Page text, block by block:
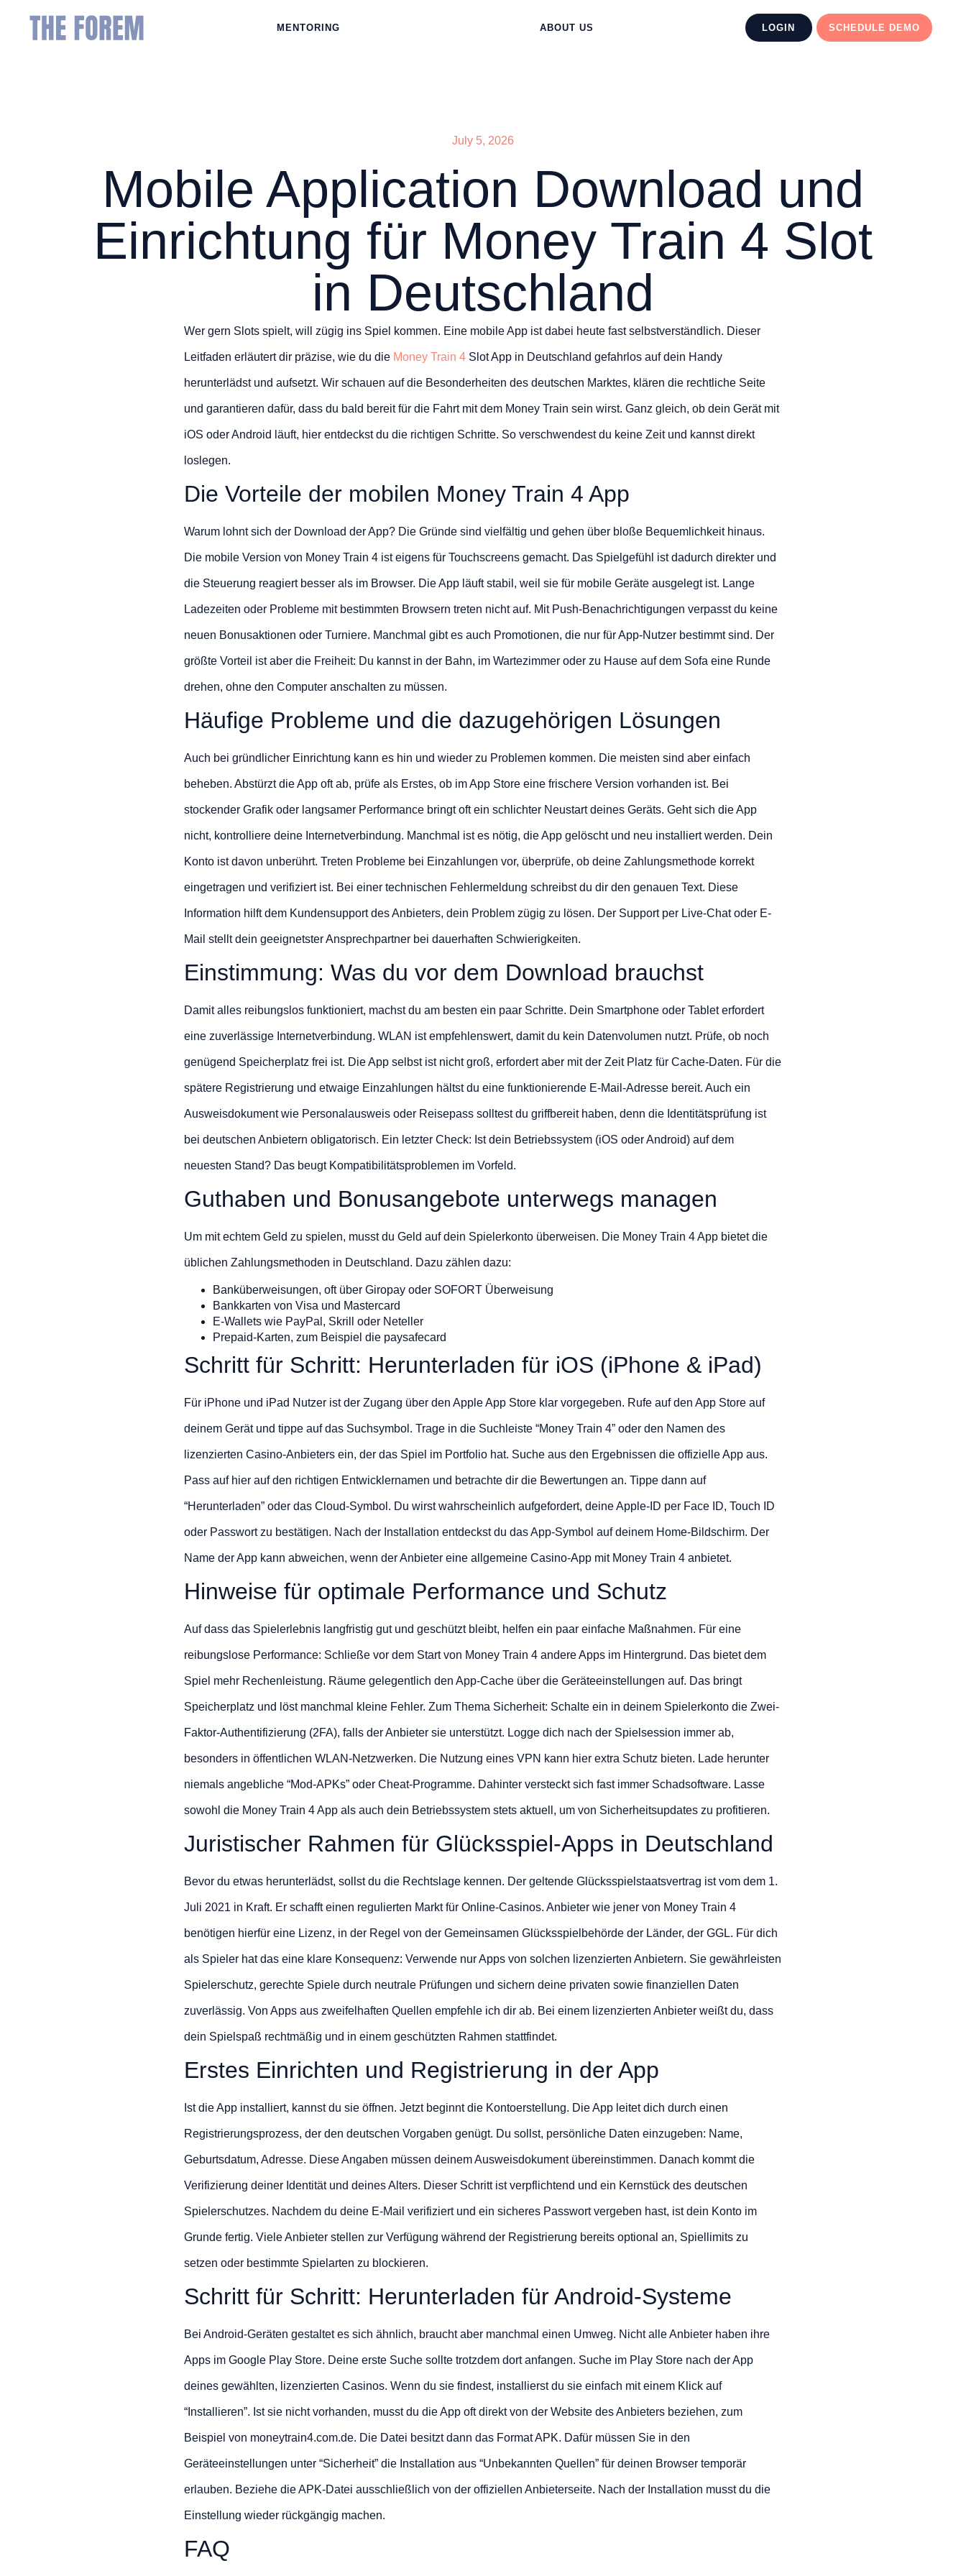
MENTORING ABOUT US LOGIN SCHEDULE DEMO
July 5, 2026
Mobile Application Download und
Einrichtung für Money Train 4 Slot
in Deutschland
Wer gern Slots spielt, will zügig ins Spiel kommen. Eine mobile App ist dabei heute fast selbstverständlich. Dieser
Leitfaden erläutert dir präzise, wie du die Money Train 4 Slot App in Deutschland gefahrlos auf dein Handy
herunterlädst und aufsetzt. Wir schauen auf die Besonderheiten des deutschen Marktes, klären die rechtliche Seite
und garantieren dafür, dass du bald bereit für die Fahrt mit dem Money Train sein wirst. Ganz gleich, ob dein Gerät mit
iOS oder Android läuft, hier entdeckst du die richtigen Schritte. So verschwendest du keine Zeit und kannst direkt
loslegen.
Die Vorteile der mobilen Money Train 4 App
Warum lohnt sich der Download der App? Die Gründe sind vielfältig und gehen über bloße Bequemlichkeit hinaus.
Die mobile Version von Money Train 4 ist eigens für Touchscreens gemacht. Das Spielgefühl ist dadurch direkter und
die Steuerung reagiert besser als im Browser. Die App läuft stabil, weil sie für mobile Geräte ausgelegt ist. Lange
Ladezeiten oder Probleme mit bestimmten Browsern treten nicht auf. Mit Push-Benachrichtigungen verpasst du keine
neuen Bonusaktionen oder Turniere. Manchmal gibt es auch Promotionen, die nur für App-Nutzer bestimmt sind. Der
größte Vorteil ist aber die Freiheit: Du kannst in der Bahn, im Wartezimmer oder zu Hause auf dem Sofa eine Runde
drehen, ohne den Computer anschalten zu müssen.
Häufige Probleme und die dazugehörigen Lösungen
Auch bei gründlicher Einrichtung kann es hin und wieder zu Problemen kommen. Die meisten sind aber einfach
beheben. Abstürzt die App oft ab, prüfe als Erstes, ob im App Store eine frischere Version vorhanden ist. Bei
stockender Grafik oder langsamer Performance bringt oft ein schlichter Neustart deines Geräts. Geht sich die App
nicht, kontrolliere deine Internetverbindung. Manchmal ist es nötig, die App gelöscht und neu installiert werden. Dein
Konto ist davon unberührt. Treten Probleme bei Einzahlungen vor, überprüfe, ob deine Zahlungsmethode korrekt
eingetragen und verifiziert ist. Bei einer technischen Fehlermeldung schreibst du dir den genauen Text. Diese
Information hilft dem Kundensupport des Anbieters, dein Problem zügig zu lösen. Der Support per Live-Chat oder E-
Mail stellt dein geeignetster Ansprechpartner bei dauerhaften Schwierigkeiten.
Einstimmung: Was du vor dem Download brauchst
Damit alles reibungslos funktioniert, machst du am besten ein paar Schritte. Dein Smartphone oder Tablet erfordert
eine zuverlässige Internetverbindung. WLAN ist empfehlenswert, damit du kein Datenvolumen nutzt. Prüfe, ob noch
genügend Speicherplatz frei ist. Die App selbst ist nicht groß, erfordert aber mit der Zeit Platz für Cache-Daten. Für die
spätere Registrierung und etwaige Einzahlungen hältst du eine funktionierende E-Mail-Adresse bereit. Auch ein
Ausweisdokument wie Personalausweis oder Reisepass solltest du griffbereit haben, denn die Identitätsprüfung ist
bei deutschen Anbietern obligatorisch. Ein letzter Check: Ist dein Betriebssystem (iOS oder Android) auf dem
neuesten Stand? Das beugt Kompatibilitätsproblemen im Vorfeld.
Guthaben und Bonusangebote unterwegs managen
Um mit echtem Geld zu spielen, musst du Geld auf dein Spielerkonto überweisen. Die Money Train 4 App bietet die
üblichen Zahlungsmethoden in Deutschland. Dazu zählen dazu:
Banküberweisungen, oft über Giropay oder SOFORT Überweisung
Bankkarten von Visa und Mastercard
E-Wallets wie PayPal, Skrill oder Neteller
Prepaid-Karten, zum Beispiel die paysafecard
Schritt für Schritt: Herunterladen für iOS (iPhone & iPad)
Für iPhone und iPad Nutzer ist der Zugang über den Apple App Store klar vorgegeben. Rufe auf den App Store auf
deinem Gerät und tippe auf das Suchsymbol. Trage in die Suchleiste “Money Train 4” oder den Namen des
lizenzierten Casino-Anbieters ein, der das Spiel im Portfolio hat. Suche aus den Ergebnissen die offizielle App aus.
Pass auf hier auf den richtigen Entwicklernamen und betrachte dir die Bewertungen an. Tippe dann auf
“Herunterladen” oder das Cloud-Symbol. Du wirst wahrscheinlich aufgefordert, deine Apple-ID per Face ID, Touch ID
oder Passwort zu bestätigen. Nach der Installation entdeckst du das App-Symbol auf deinem Home-Bildschirm. Der
Name der App kann abweichen, wenn der Anbieter eine allgemeine Casino-App mit Money Train 4 anbietet.
Hinweise für optimale Performance und Schutz
Auf dass das Spielerlebnis langfristig gut und geschützt bleibt, helfen ein paar einfache Maßnahmen. Für eine
reibungslose Performance: Schließe vor dem Start von Money Train 4 andere Apps im Hintergrund. Das bietet dem
Spiel mehr Rechenleistung. Räume gelegentlich den App-Cache über die Geräteeinstellungen auf. Das bringt
Speicherplatz und löst manchmal kleine Fehler. Zum Thema Sicherheit: Schalte ein in deinem Spielerkonto die Zwei-
Faktor-Authentifizierung (2FA), falls der Anbieter sie unterstützt. Logge dich nach der Spielsession immer ab,
besonders in öffentlichen WLAN-Netzwerken. Die Nutzung eines VPN kann hier extra Schutz bieten. Lade herunter
niemals angebliche “Mod-APKs” oder Cheat-Programme. Dahinter versteckt sich fast immer Schadsoftware. Lasse
sowohl die Money Train 4 App als auch dein Betriebssystem stets aktuell, um von Sicherheitsupdates zu profitieren.
Juristischer Rahmen für Glücksspiel-Apps in Deutschland
Bevor du etwas herunterlädst, sollst du die Rechtslage kennen. Der geltende Glücksspielstaatsvertrag ist vom dem 1.
Juli 2021 in Kraft. Er schafft einen regulierten Markt für Online-Casinos. Anbieter wie jener von Money Train 4
benötigen hierfür eine Lizenz, in der Regel von der Gemeinsamen Glücksspielbehörde der Länder, der GGL. Für dich
als Spieler hat das eine klare Konsequenz: Verwende nur Apps von solchen lizenzierten Anbietern. Sie gewährleisten
Spielerschutz, gerechte Spiele durch neutrale Prüfungen und sichern deine privaten sowie finanziellen Daten
zuverlässig. Von Apps aus zweifelhaften Quellen empfehle ich dir ab. Bei einem lizenzierten Anbieter weißt du, dass
dein Spielspaß rechtmäßig und in einem geschützten Rahmen stattfindet.
Erstes Einrichten und Registrierung in der App
Ist die App installiert, kannst du sie öffnen. Jetzt beginnt die Kontoerstellung. Die App leitet dich durch einen
Registrierungsprozess, der den deutschen Vorgaben genügt. Du sollst, persönliche Daten einzugeben: Name,
Geburtsdatum, Adresse. Diese Angaben müssen deinem Ausweisdokument übereinstimmen. Danach kommt die
Verifizierung deiner Identität und deines Alters. Dieser Schritt ist verpflichtend und ein Kernstück des deutschen
Spielerschutzes. Nachdem du deine E-Mail verifiziert und ein sicheres Passwort vergeben hast, ist dein Konto im
Grunde fertig. Viele Anbieter stellen zur Verfügung während der Registrierung bereits optional an, Spiellimits zu
setzen oder bestimmte Spielarten zu blockieren.
Schritt für Schritt: Herunterladen für Android-Systeme
Bei Android-Geräten gestaltet es sich ähnlich, braucht aber manchmal einen Umweg. Nicht alle Anbieter haben ihre
Apps im Google Play Store. Deine erste Suche sollte trotzdem dort anfangen. Suche im Play Store nach der App
deines gewählten, lizenzierten Casinos. Wenn du sie findest, installierst du sie einfach mit einem Klick auf
“Installieren”. Ist sie nicht vorhanden, musst du die App oft direkt von der Website des Anbieters beziehen, zum
Beispiel von moneytrain4.com.de. Die Datei besitzt dann das Format APK. Dafür müssen Sie in den
Geräteeinstellungen unter “Sicherheit” die Installation aus “Unbekannten Quellen” für deinen Browser temporär
erlauben. Beziehe die APK-Datei ausschließlich von der offiziellen Anbieterseite. Nach der Installation musst du die
Einstellung wieder rückgängig machen.
FAQ